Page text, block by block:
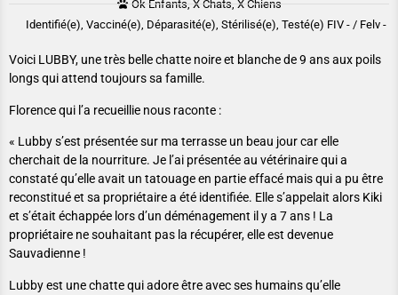
Ok Enfants, X Chats, X Chiens
Identifié(e), Vacciné(e), Déparasité(e), Stérilisé(e), Testé(e) FIV - / Felv -
Voici LUBBY, une très belle chatte noire et blanche de 9 ans aux poils
longs qui attend toujours sa famille.
Florence qui l’a recueillie nous raconte :
« Lubby s’est présentée sur ma terrasse un beau jour car elle
cherchait de la nourriture. Je l’ai présentée au vétérinaire qui a
constaté qu’elle avait un tatouage en partie effacé mais qui a pu être
reconstitué et sa propriétaire a été identifiée. Elle s’appelait alors Kiki
et s’était échappée lors d’un déménagement il y a 7 ans ! La
propriétaire ne souhaitant pas la récupérer, elle est devenue
Sauvadienne !
Lubby est une chatte qui adore être avec ses humains qu’elle